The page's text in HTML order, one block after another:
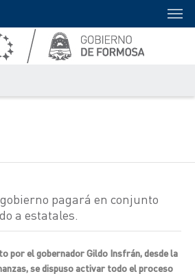
gobierno pagará en conjunto
a estatales.
por el gobernador Gildo Insfrán, desde la
se dispuso activar todo el proceso